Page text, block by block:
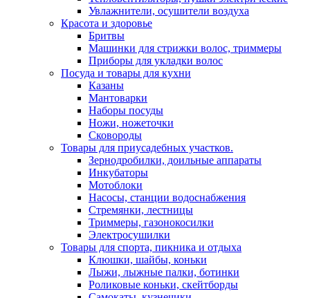
Увлажнители, осушители воздуха
Красота и здоровье
Бритвы
Машинки для стрижки волос, триммеры
Приборы для укладки волос
Посуда и товары для кухни
Казаны
Мантоварки
Наборы посуды
Ножи, ножеточки
Сковороды
Товары для приусадебных участков.
Зернодробилки, доильные аппараты
Инкубаторы
Мотоблоки
Насосы, станции водоснабжения
Стремянки, лестницы
Триммеры, газонокосилки
Электросушилки
Товары для спорта, пикника и отдыха
Клюшки, шайбы, коньки
Лыжи, лыжные палки, ботинки
Роликовые коньки, скейтборды